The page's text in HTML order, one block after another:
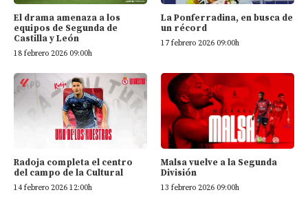
El drama amenaza a los
equipos de Segunda de
Castilla y León
18 febrero 2026 09:00h
La Ponferradina, en busca de
un récord
17 febrero 2026 09:00h
Radoja completa el centro
del campo de la Cultural
14 febrero 2026 12:00h
Malsa vuelve a la Segunda
División
13 febrero 2026 09:00h